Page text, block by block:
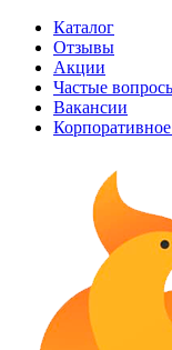
Каталог
Отзывы
Акции
Частые
Вакансии